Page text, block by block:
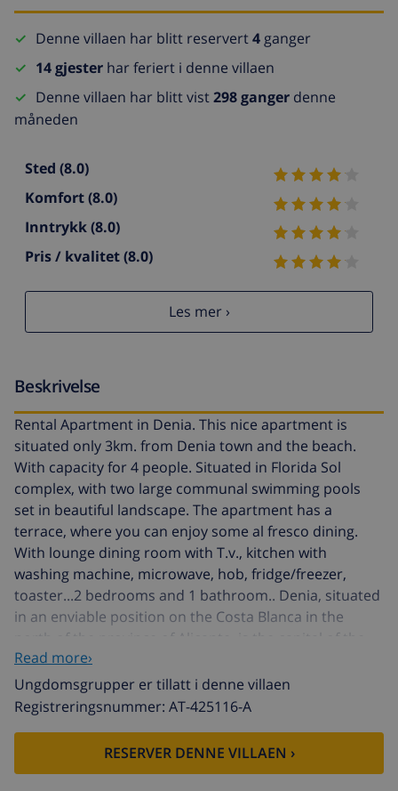
Denne villaen har blitt reservert4ganger
14 gjester har feriert i denne villaen
Denne villaen har blitt vist298 ganger denne
måneden
Sted (8.0)
Komfort(8.0)
Inntrykk(8.0)
Pris / kvalitet(8.0)
Les mer ›
Beskrivelse
Rental Apartment in Denia. This nice apartment is
situated only 3km. from Denia town and the beach.
With capacity for 4 people. Situated in Florida Sol
complex, with two large communal swimming pools
set in beautiful landscape. The apartment has a
terrace, where you can enjoy some al fresco dining.
With lounge dining room with T.v., kitchen with
washing machine, microwave, hob, fridge/freezer,
toaster...2 bedrooms and 1 bathroom.. Denia, situated
in an enviable position on the Costa Blanca in the
north of the province of Alicante, is the capital of the
Marina Alta. With an ideal all "year" round climate it
offers visitors tranquility and beauty along its 20
kilometres of fine sandy beaches and shallow waters
Beaches which are awarded "Blue Flag" standards each
Read more›
Ungdomsgrupper er tillatt i denne villaen
Registreringsnummer: AT-425116-A
RESERVER DENNE VILLAEN ›